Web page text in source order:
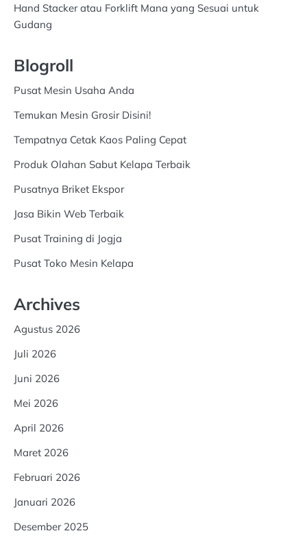
Hand Stacker atau Forklift Mana yang Sesuai untuk
Gudang
Blogroll
Pusat Mesin Usaha Anda
Temukan Mesin Grosir Disini!
Tempatnya Cetak Kaos Paling Cepat
Produk Olahan Sabut Kelapa Terbaik
Pusatnya Briket Ekspor
Jasa Bikin Web Terbaik
Pusat Training di Jogja
Pusat Toko Mesin Kelapa
Archives
Agustus 2026
Juli 2026
Juni 2026
Mei 2026
April 2026
Maret 2026
Februari 2026
Januari 2026
Desember 2025